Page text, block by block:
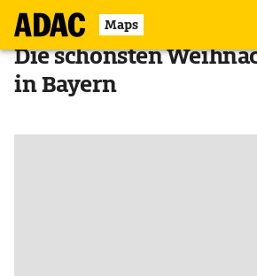
Maps
Die schönsten
in Bayern